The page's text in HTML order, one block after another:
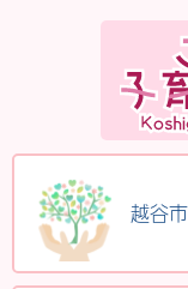
越谷